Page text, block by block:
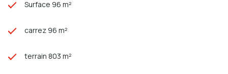
Surface 96 m²
carrez 96 m²
terrain 803 m²